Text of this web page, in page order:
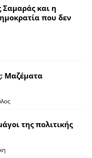
και η
που δεν
Μαζέματα
της πολιτικής